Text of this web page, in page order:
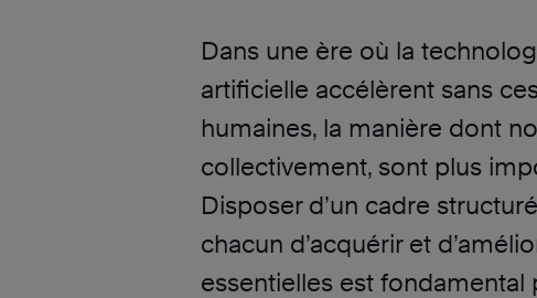
Dans une ère où la
artificielle accélèrent sans
humaines, la manière dont
collectivement, sont plus
Disposer d’un cadre
chacun d’acquérir et
essentielles est fondamental